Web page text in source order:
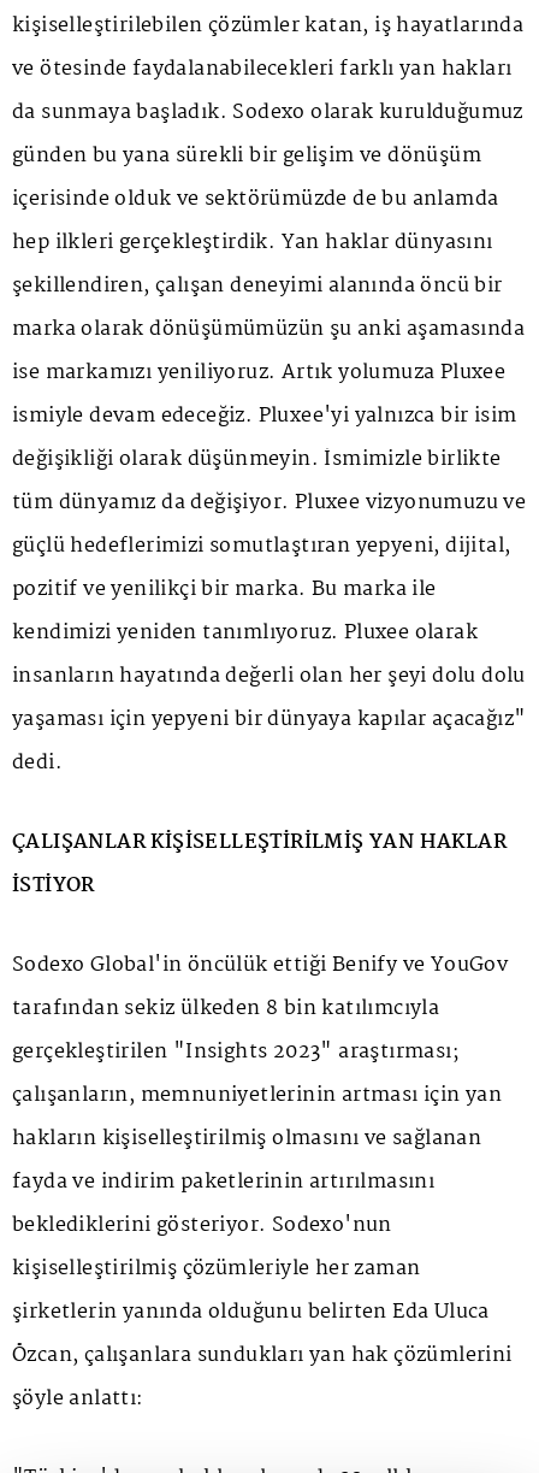
kişiselleştirilebilen çözümler katan, iş hayatlarında
ve ötesinde faydalanabilecekleri farklı yan hakları
da sunmaya başladık. Sodexo olarak kurulduğumuz
günden bu yana sürekli bir gelişim ve dönüşüm
içerisinde olduk ve sektörümüzde de bu anlamda
hep ilkleri gerçekleştirdik. Yan haklar dünyasını
şekillendiren, çalışan deneyimi alanında öncü bir
marka olarak dönüşümümüzün şu anki aşamasında
ise markamızı yeniliyoruz. Artık yolumuza Pluxee
ismiyle devam edeceğiz. Pluxee'yi yalnızca bir isim
değişikliği olarak düşünmeyin. İsmimizle birlikte
tüm dünyamız da değişiyor. Pluxee vizyonumuzu ve
güçlü hedeflerimizi somutlaştıran yepyeni, dijital,
pozitif ve yenilikçi bir marka. Bu marka ile
kendimizi yeniden tanımlıyoruz. Pluxee olarak
insanların hayatında değerli olan her şeyi dolu dolu
yaşaması için yepyeni bir dünyaya kapılar açacağız"
dedi.
ÇALIŞANLAR KİŞİSELLEŞTİRİLMİŞ YAN HAKLAR
İSTİYOR
Sodexo Global'in öncülük ettiği Benify ve YouGov
tarafından sekiz ülkeden 8 bin katılımcıyla
gerçekleştirilen "Insights 2023" araştırması;
çalışanların, memnuniyetlerinin artması için yan
hakların kişiselleştirilmiş olmasını ve sağlanan
fayda ve indirim paketlerinin artırılmasını
beklediklerini gösteriyor. Sodexo'nun
kişiselleştirilmiş çözümleriyle her zaman
şirketlerin yanında olduğunu belirten Eda Uluca
Özcan, çalışanlara sundukları yan hak çözümlerini
şöyle anlattı: